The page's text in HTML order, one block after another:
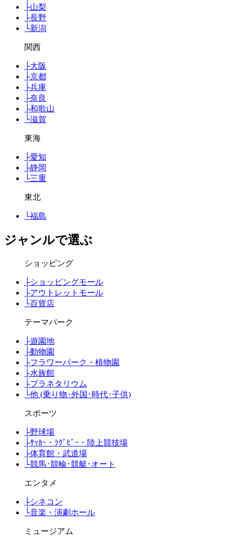
├山梨
├長野
└新潟
関西
├大阪
├京都
├兵庫
├奈良
├和歌山
└滋賀
東海
├愛知
├静岡
└三重
東北
└福島
ジャンルで選ぶ
ショッピング
├ショッピングモール
├アウトレットモール
└百貨店
テーマパーク
├遊園地
├動物園
├フラワーパーク・植物園
├水族館
├プラネタリウム
└他 (乗り物･外国･時代･子供)
スポーツ
├野球場
├ｻｯｶｰ・ﾗｸﾞﾋﾞｰ・陸上競技場
├体育館・武道場
└競馬･競輪･競艇･オート
エンタメ
├シネコン
└音楽・演劇ホール
ミュージアム